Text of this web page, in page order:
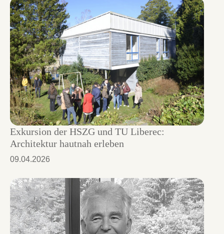
Exkursion der HSZG und TU Liberec:
Architektur hautnah erleben
09.04.2026